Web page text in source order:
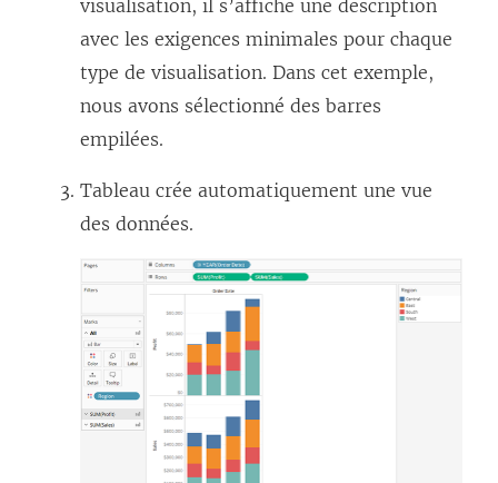
visualisation, il s’affiche une description
avec les exigences minimales pour chaque
type de visualisation. Dans cet exemple,
nous avons sélectionné des barres
empilées.
Tableau crée automatiquement une vue
des données.